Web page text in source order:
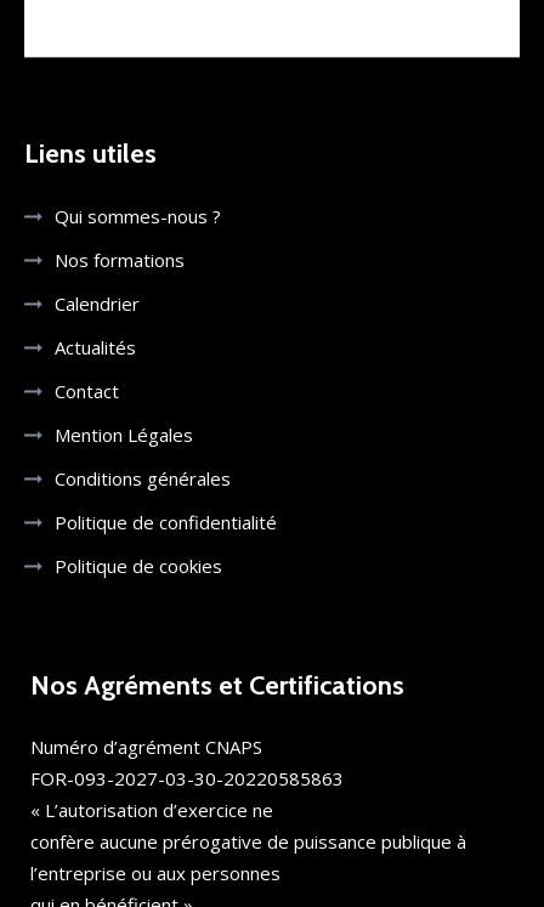
Liens utiles
Qui sommes-nous ?
Nos formations
Calendrier
Actualités
Contact
Mention Légales
Conditions générales
Politique de confidentialité
Politique de cookies
Nos Agréments et Certifications
Numéro d’agrément CNAPS
FOR-093-2027-03-30-20220585863
« L’autorisation d’exercice ne
confère aucune prérogative de puissance publique à
l’entreprise ou aux personnes